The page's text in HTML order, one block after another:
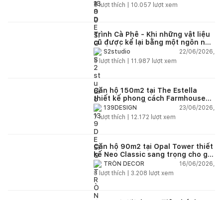
6lượt thích | 10.057 lượt xem
Trình Cà Phê - Khi những vật liệu
cũ được kể lại bằng một ngôn ngữ
thiết kế mới
S2studio
22/06/2026,
5 lượt thích | 11.987 lượt xem
Căn hộ 150m2 tại The Estella
thiết kế phong cách Farmhouse
thanh lịch và ấm áp
139DESIGN
23/06/2026,
7lượt thích | 12.172 lượt xem
Căn hộ 90m2 tại Opal Tower thiết
kế Neo Classic sang trọng cho gia
đình trẻ
TRÒN DECOR
16/06/2026,
8 lượt thích | 3.208 lượt xem